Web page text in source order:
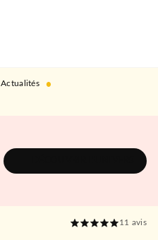
Actualités •
11 avis